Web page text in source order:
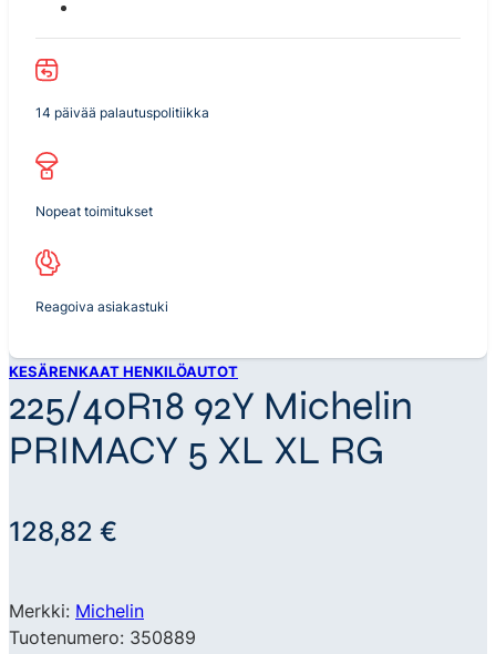
14 päivää palautuspolitiikka
Nopeat toimitukset
Reagoiva asiakastuki
KESÄRENKAAT HENKILÖAUTOT
225/40R18 92Y Michelin
PRIMACY 5 XL XL RG
128,82 €
Merkki: Michelin
Tuotenumero: 350889